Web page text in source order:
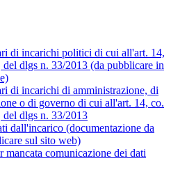
di incarichi politici di cui all'art. 14,
del dlgs n. 33/2013 (da pubblicare in
di incarichi di amministrazione, di
o di governo di cui all'art. 14, co.
del dlgs n. 33/2013
dall'incarico (documentazione da
sul sito web)
mancata comunicazione dei dati